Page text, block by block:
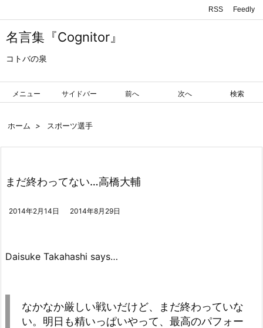
名言集『Cognitor』
コトバの泉
メニュー サイドバー 前へ 次へ 検索
RSS Feedly
ホーム > スポーツ選手
まだ終わってない…高橋大輔
2014年2月14日 2014年8月29日
Daisuke Takahashi says…
なかなか厳しい戦いだけど、まだ終わっていな
い。明日も精いっぱいやって、最高のパフォー